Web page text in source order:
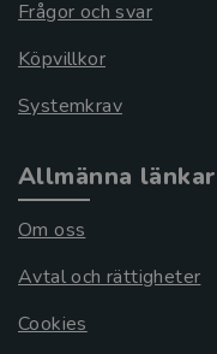
Frågor och svar
Köpvillkor
Systemkrav
Allmänna länkar
Om oss
Avtal och rättigheter
Cookies